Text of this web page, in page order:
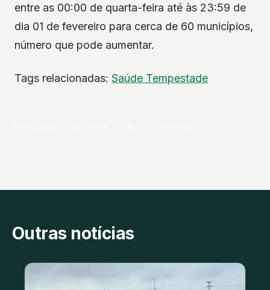
entre as 00:00 de quarta-feira até às 23:59 de
dia 01 de fevereiro para cerca de 60 municípios,
número que pode aumentar.
Tags relacionadas: Saúde Tempestade
Outras notícias